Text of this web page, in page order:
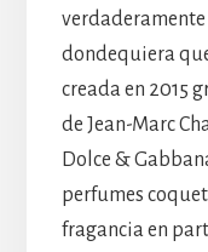
dondequiera
creada en 2015
de Jean-Marc
Dolce &
perfumes
fragancia en